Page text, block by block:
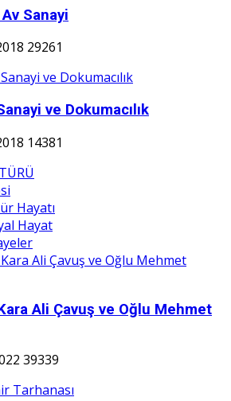
Sanayi
29261
ve Dokumacılık
14381
Hayatı
Hayat
Ali Çavuş ve Oğlu Mehmet
39339